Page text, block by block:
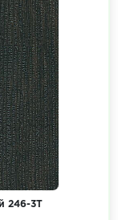
246-3Т